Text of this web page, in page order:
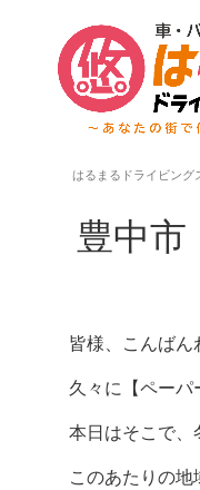
はるまるドライビング
豊中
皆様、こんばん
久々に【ペーパ
本日はそこで、
このあたりの